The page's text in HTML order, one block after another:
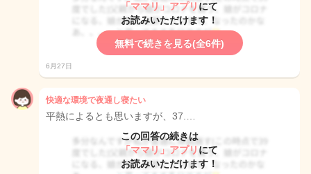
「ママリ」アプリ にて
お読みいただけます！
無料で続きを見る(全6件)
6月27日
快適な環境で夜通し寝たい
平熱によるとも思いますが、37.…
この回答の続きは
「ママリ」アプリ にて
お読みいただけます！